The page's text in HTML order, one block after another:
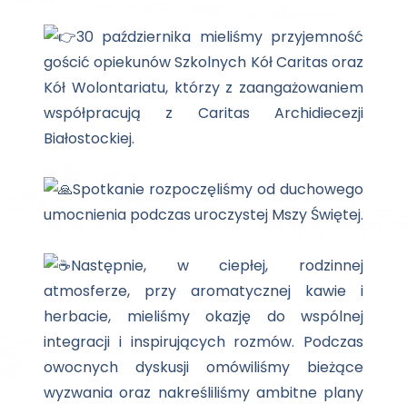
30 października mieliśmy przyjemność
gościć opiekunów Szkolnych Kół Caritas oraz
Kół Wolontariatu, którzy z zaangażowaniem
współpracują z Caritas Archidiecezji
Białostockiej.
Spotkanie rozpoczęliśmy od duchowego
umocnienia podczas uroczystej Mszy Świętej.
Następnie, w ciepłej, rodzinnej
atmosferze, przy aromatycznej kawie i
herbacie, mieliśmy okazję do wspólnej
integracji i inspirujących rozmów. Podczas
owocnych dyskusji omówiliśmy bieżące
wyzwania oraz nakreśliliśmy ambitne plany